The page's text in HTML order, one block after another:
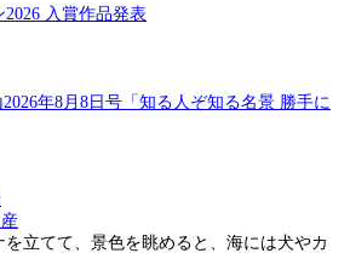
立てて、景色を眺めると、海には犬やカ